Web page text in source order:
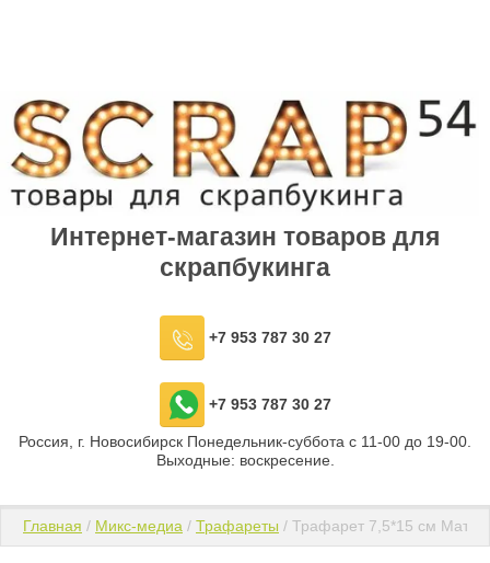
Интернет-магазин товаров для
скрапбукинга
+7 953 787 30 27
+7 953 787 30 27
Россия, г. Новосибирск Понедельник-суббота с 11-00 до 19-00.
Выходные: воскресение.
Главная / Микс-медиа / Трафареты / Трафарет 7,5*15 см